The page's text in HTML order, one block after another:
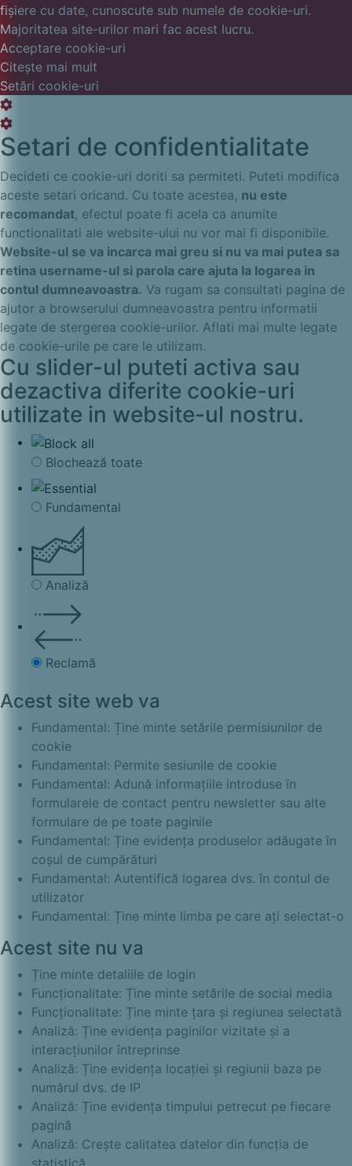
fișiere cu date, cunoscute sub numele de cookie-uri.
Majoritatea site-urilor mari fac acest lucru.
Acceptare cookie-uri
Citește mai mult
Setări cookie-uri
Setări
cookie
box
Setări
cookie
box
Setari de confidentialitate
Decideti ce cookie-uri doriti sa permiteti. Puteti modifica
aceste setari oricand. Cu toate acestea, nu este
recomandat, efectul poate fi acela ca anumite
functionalitati ale website-ului nu vor mai fi disponibile.
Website-ul se va incarca mai greu si nu va mai putea sa
retina username-ul si parola care ajuta la logarea in
contul dumneavoastra. Va rugam sa consultati pagina de
ajutor a browserului dumneavoastra pentru informatii
legate de stergerea cookie-urilor. Aflati mai multe legate
de cookie-urile pe care le utilizam.
Cu slider-ul puteti activa sau
dezactiva diferite cookie-uri
utilizate in website-ul nostru.
Blochează toate
Fundamental
Analiză
Reclamă
Acest site web va
Fundamental: Ține minte setările permisiunilor de
cookie
Fundamental: Permite sesiunile de cookie
Fundamental: Adună informațiile introduse în
formularele de contact pentru newsletter sau alte
formulare de pe toate paginile
Fundamental: Ține evidența produselor adăugate în
coșul de cumpărături
Fundamental: Autentifică logarea dvs. în contul de
utilizator
Fundamental: Ține minte limba pe care ați selectat-o
Acest site nu va
Ține minte detaliile de login
Funcționalitate: Ține minte setările de social media
Funcționalitate: Ține minte țara și regiunea selectată
Analiză: Ține evidența paginilor vizitate și a
interacțiunilor întreprinse
Analiză: Ține evidența locației și regiunii baza pe
numărul dvs. de IP
Analiză: Ține evidența timpului petrecut pe fiecare
pagină
Analiză: Crește calitatea datelor din funcția de
statistică